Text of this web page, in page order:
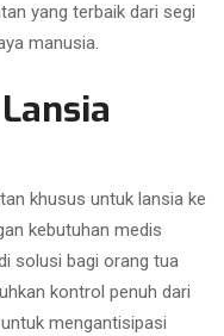
yang terbaik dari segi
manusia.
khusus untuk lansia ke
kebutuhan medis
solusi bagi orang tua
kontrol penuh dari
mengantisipasi